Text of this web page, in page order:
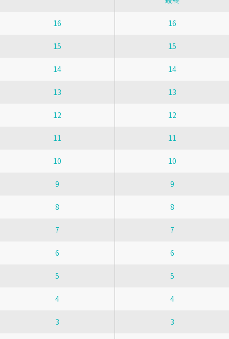
16 16
15 15
14 14
13 13
12 12
11 11
10 10
9 9
8 8
7 7
6 6
5 5
4 4
3 3